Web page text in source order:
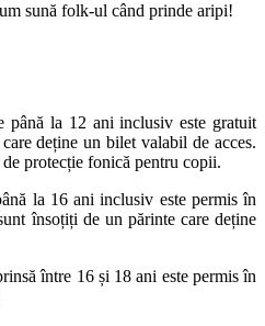
sună folk-ul când prinde aripi!
până la 12 ani inclusiv este gratuit
deține un bilet valabil de acces.
protecție fonică pentru copii.
la 16 ani inclusiv este permis în
însoțiți de un părinte care deține
între 16 și 18 ani este permis în